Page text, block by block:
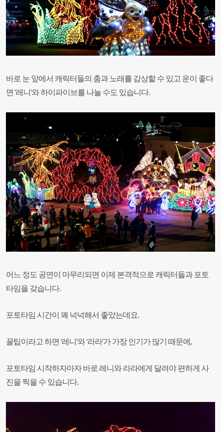
바로 눈 앞에서 캐릭터들의 춤과 노래를 감상할 수 있고 운이 좋다
면 '레니'와 하이파이브를 나눌 수도 있습니다.
어느 정도 공연이 마무리되면 이제 본격적으로 캐릭터들과 포토
타임을 갖습니다.
포토타임 시간이 꽤 넉넉해서 좋았는데요.
꿀팁이라고 하면 '레니'와 '라라'가 가장 인기가 많기 때문에,
포토타임 시작하자마자 바로 레니와 라라에게 달려야 편하게 사
진을 찍을 수 있습니다.